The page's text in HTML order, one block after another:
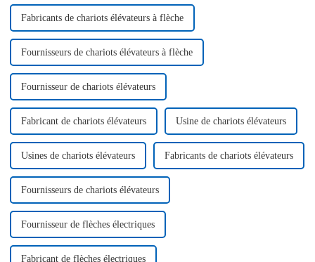
Fabricants de chariots élévateurs à flèche
Fournisseurs de chariots élévateurs à flèche
Fournisseur de chariots élévateurs
Fabricant de chariots élévateurs Usine de chariots élévateurs
Usines de chariots élévateurs Fabricants de chariots élévateurs
Fournisseurs de chariots élévateurs
Fournisseur de flèches électriques
Fabricant de flèches électriques